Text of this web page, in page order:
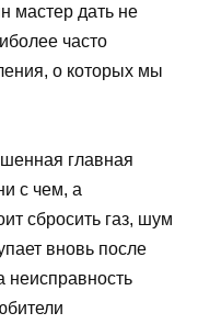
мастер дать не
часто
о которых мы
главная
с чем, а
сбросить газ, шум
вновь после
неисправность